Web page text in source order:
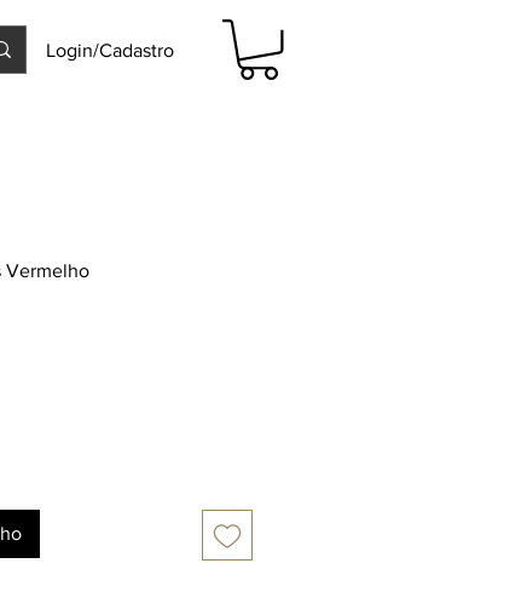
Login/Cadastro
Vermelho